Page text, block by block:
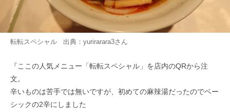
転転スペシャル 出典： yurirarara3さん
『ここの人気メニュー「転転スペシャル」を店内のQRから注
文。
辛いものは苦手では無いですが、初めての麻辣湯だったのでベー
シックの2辛にしました️